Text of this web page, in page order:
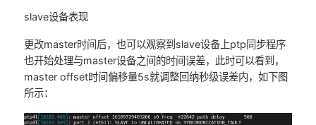
slave设备表现
更改master时间后，也可以观察到slave设备上ptp同步程序
也开始处理与master设备之间的时间误差，此时可以看到，
master offset时间偏移量5s就调整回纳秒级误差内，如下图
所示：